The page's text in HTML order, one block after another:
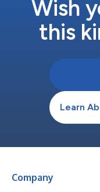
Wish
this
Learn
Company